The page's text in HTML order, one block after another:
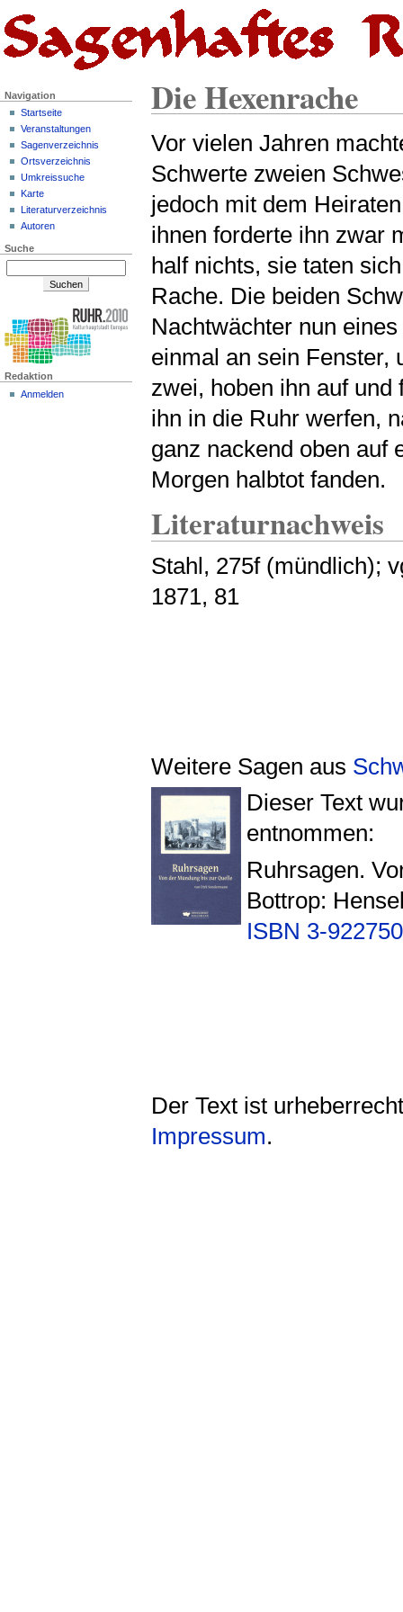
Die Hexenrache
Vor vielen Jahren
Schwerte zweien
jedoch mit dem
ihnen forderte ihn zwar
half nichts, sie taten
Rache. Die beiden
Nachtwächter nun
einmal an sein Fenster,
zwei, hoben ihn auf
ihn in die Ruhr werfen,
ganz nackend oben auf
Morgen halbtot fanden.
Literaturnachweis
Stahl, 275f (mündlich);
1871, 81
Weitere Sagen aus
Dieser Text
entnommen:
Ruhrsagen.
Bottrop:
ISBN 3-
Der Text ist
Impressum.
Navigation
Startseite
Veranstaltungen
Sagenverzeichnis
Ortsverzeichnis
Umkreissuche
Karte
Literaturverzeichnis
Autoren
Suche
Redaktion
Anmelden